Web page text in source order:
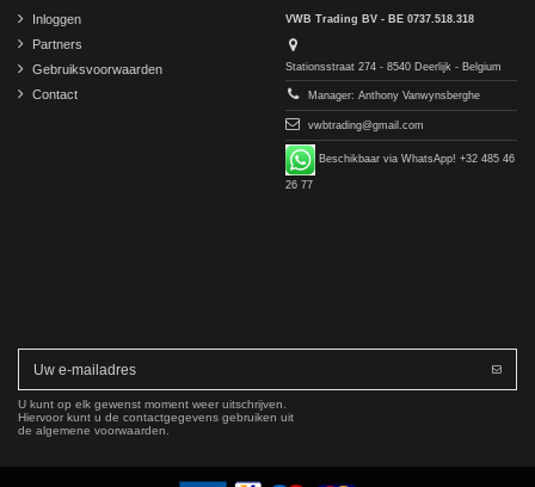
Inloggen
Partners
Gebruiksvoorwaarden
Contact
VWB Trading BV - BE 0737.518.318
Stationsstraat 274 - 8540 Deerlijk - Belgium
Manager: Anthony Vanwynsberghe
vwbtrading@gmail.com
Beschikbaar via WhatsApp! +32 485 46
26 77
U kunt op elk gewenst moment weer uitschrijven.
Hiervoor kunt u de contactgegevens gebruiken uit
de algemene voorwaarden.